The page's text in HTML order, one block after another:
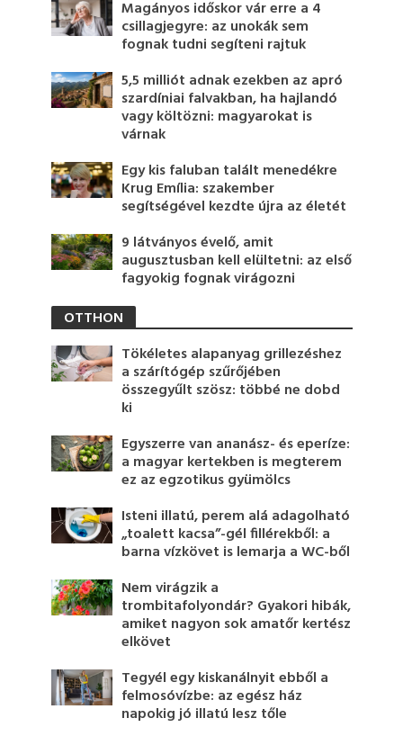
Magányos időskor vár erre a 4
csillagjegyre: az unokák sem
fognak tudni segíteni rajtuk
5,5 milliót adnak ezekben az apró
szardíniai falvakban, ha hajlandó
vagy költözni: magyarokat is
várnak
Egy kis faluban talált menedékre
Krug Emília: szakember
segítségével kezdte újra az életét
9 látványos évelő, amit
augusztusban kell elültetni: az első
fagyokig fognak virágozni
OTTHON
Tökéletes alapanyag grillezéshez
a szárítógép szűrőjében
összegyűlt szösz: többé ne dobd
ki
Egyszerre van ananász- és eperíze:
a magyar kertekben is megterem
ez az egzotikus gyümölcs
Isteni illatú, perem alá adagolható
„toalett kacsa”-gél fillérekből: a
barna vízkövet is lemarja a WC-ből
Nem virágzik a
trombitafolyondár? Gyakori hibák,
amiket nagyon sok amatőr kertész
elkövet
Tegyél egy kiskanálnyit ebből a
felmosóvízbe: az egész ház
napokig jó illatú lesz tőle